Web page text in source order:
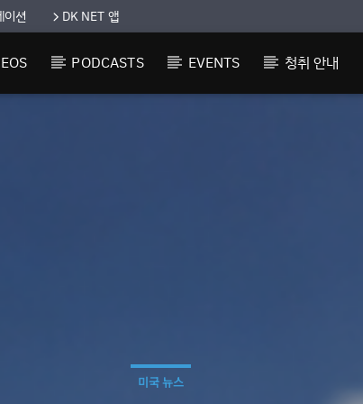
이션 DK NET 앱
PODCASTS EVENTS 청취 안내
미국 뉴스